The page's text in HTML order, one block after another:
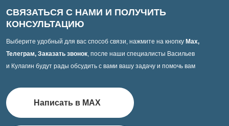
СВЯЗАТЬСЯ С НАМИ И ПОЛУЧИТЬ
КОНСУЛЬТАЦИЮ
Выберите удобный для вас способ связи, нажмите на кнопку Max,
Телеграм, Заказать звонок, после наши специалисты Васильев
и Кулагин будут рады обсудить с вами вашу задачу и помочь вам
Написать в MAX